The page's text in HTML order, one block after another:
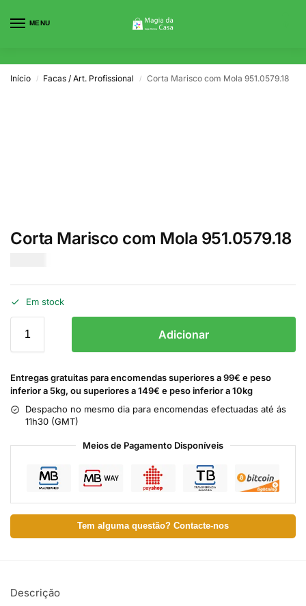
MENU
Início / Facas / Art. Profissional / Corta Marisco com Mola 951.0579.18
Corta Marisco com Mola 951.0579.18
Em stock
Adicionar
Entregas gratuitas para encomendas superiores a 99€ e peso
inferior a 5kg, ou superiores a 149€ e peso inferior a 10kg
Despacho no mesmo dia para encomendas efectuadas até ás
11h30 (GMT)
Meios de Pagamento Disponíveis
Tem alguma questão? Contacte-nos
Descrição